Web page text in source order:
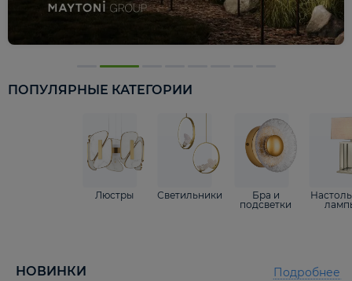
ПОПУЛЯРНЫЕ КАТЕГОРИИ
Люстры Светильники
Бра и
подсветки
НОВИНКИ Подробнее